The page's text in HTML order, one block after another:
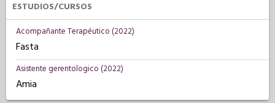
ESTUDIOS/CURSOS
Acompañante Terapéutico (2022)
Fasta
Asistente gerentologico (2022)
Amia